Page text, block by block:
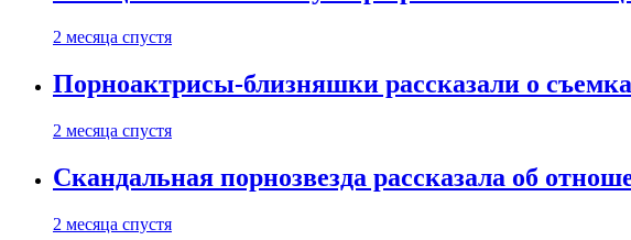
2 месяца спустя
Порноактрисы-близняшки рассказали о
2 месяца спустя
Скандальная порнозвезда рассказала об
2 месяца спустя